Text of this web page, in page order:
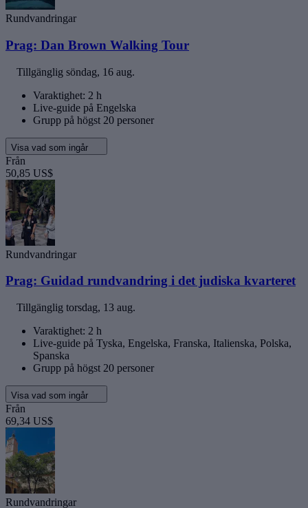
Rundvandringar
Prag: Dan Brown Walking Tour
Tillgänglig söndag, 16 aug.
Varaktighet: 2 h
Live-guide på Engelska
Grupp på högst 20 personer
Visa vad som ingår
Från
50,85 US$
Rundvandringar
Prag: Guidad rundvandring i det judiska kvarteret
Tillgänglig torsdag, 13 aug.
Varaktighet: 2 h
Live-guide på Tyska, Engelska, Franska, Italienska, Polska,
Spanska
Grupp på högst 20 personer
Visa vad som ingår
Från
69,34 US$
Rundvandringar